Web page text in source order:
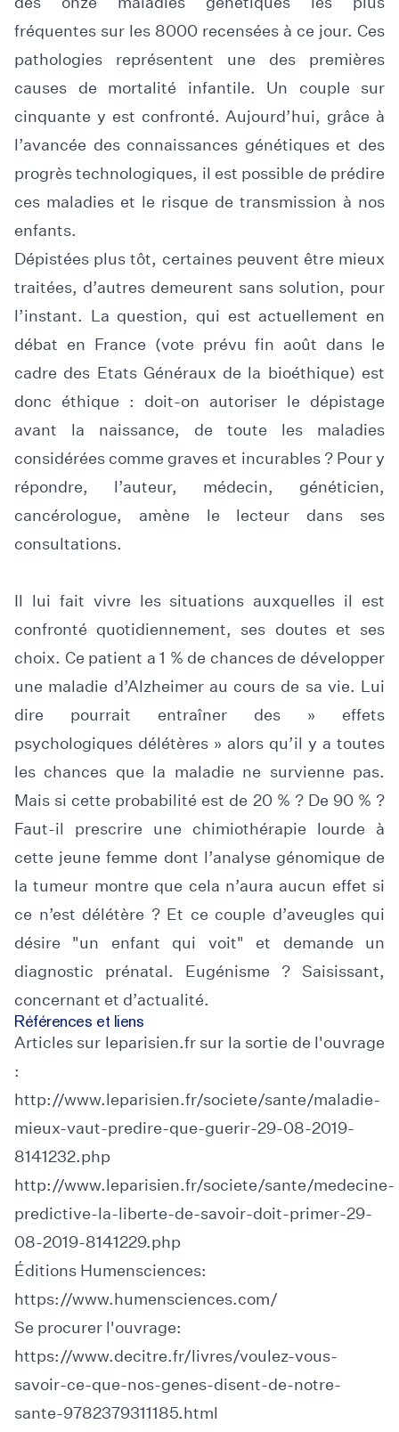
fréquentes sur les 8000 recensées à ce jour. Ces
pathologies représentent une des premières
causes de mortalité infantile. Un couple sur
cinquante y est confronté. Aujourd’hui, grâce à
l’avancée des connaissances génétiques et des
progrès technologiques, il est possible de prédire
ces maladies et le risque de transmission à nos
enfants.
Dépistées plus tôt, certaines peuvent être mieux
traitées, d’autres demeurent sans solution, pour
l’instant. La question, qui est actuellement en
débat en France (vote prévu fin août dans le
cadre des Etats Généraux de la bioéthique) est
donc éthique : doit-on autoriser le dépistage
avant la naissance, de toute les maladies
considérées comme graves et incurables ? Pour y
répondre, l’auteur, médecin, généticien,
cancérologue, amène le lecteur dans ses
consultations.
Il lui fait vivre les situations auxquelles il est
confronté quotidiennement, ses doutes et ses
choix. Ce patient a 1 % de chances de développer
une maladie d’Alzheimer au cours de sa vie. Lui
dire pourrait entraîner des » effets
psychologiques délétères » alors qu’il y a toutes
les chances que la maladie ne survienne pas.
Mais si cette probabilité est de 20 % ? De 90 % ?
Faut-il prescrire une chimiothérapie lourde à
cette jeune femme dont l’analyse génomique de
la tumeur montre que cela n’aura aucun effet si
ce n’est délétère ? Et ce couple d’aveugles qui
désire "un enfant qui voit" et demande un
diagnostic prénatal. Eugénisme ? Saisissant,
concernant et d’actualité.
Références et liens
Articles sur leparisien.fr sur la sortie de l'ouvrage
:
http://www.leparisien.fr/societe/sante/maladie-
mieux-vaut-predire-que-guerir-29-08-2019-
8141232.php
http://www.leparisien.fr/societe/sante/medecine-
predictive-la-liberte-de-savoir-doit-primer-29-
08-2019-8141229.php
Éditions Humensciences:
https://www.humensciences.com/
Se procurer l'ouvrage:
https://www.decitre.fr/livres/voulez-vous-
savoir-ce-que-nos-genes-disent-de-notre-
sante-9782379311185.html